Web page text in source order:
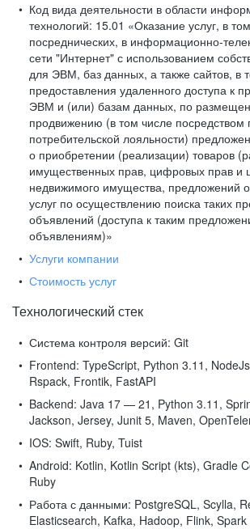
Код вида деятельности в области
технологий: 15.01 «Оказание услуг, в
посреднических, в информационно-
сети "Интернет" с использованием
для ЭВМ, баз данных, а также сайтов, в
предоставления удаленного доступа к
ЭВМ и (или) базам данных, по
продвижению (в том числе посредством
потребительской лояльности)
о приобретении (реализации) товаров
имущественных прав, цифровых прав и
недвижимого имущества, предложений о
услуг по осуществлению поиска таких
объявлений (доступа к таким
объявлениям)»
Услуги компании
Стоимость услуг
Технологический стек
Система контроля версий: Git
Frontend: TypeScript, Python 3.11,
Rspack, Frontik, FastAPI
Backend: Java 17 — 21, Python 3.11,
Jackson, Jersey, Junit 5, Maven,
IOS: Swift, Ruby, Tuist
Android: Kotlin, Kotlin Script (kts), Gradle
Ruby
Работа с данными: PostgreSQL, Scylla,
Elasticsearch, Kafka, Hadoop, Flink, Spark